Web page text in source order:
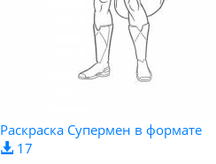
Раскраска Супермен в формате
17